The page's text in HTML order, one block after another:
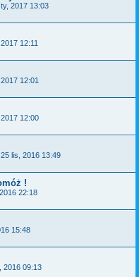
2017 13:03
12:11
12:01
12:00
lis, 2016 13:49
!
22:18
15:48
2016 09:13